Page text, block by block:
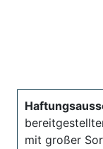
mit großer